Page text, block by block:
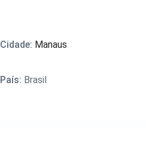
Cidade: Manaus
País: Brasil